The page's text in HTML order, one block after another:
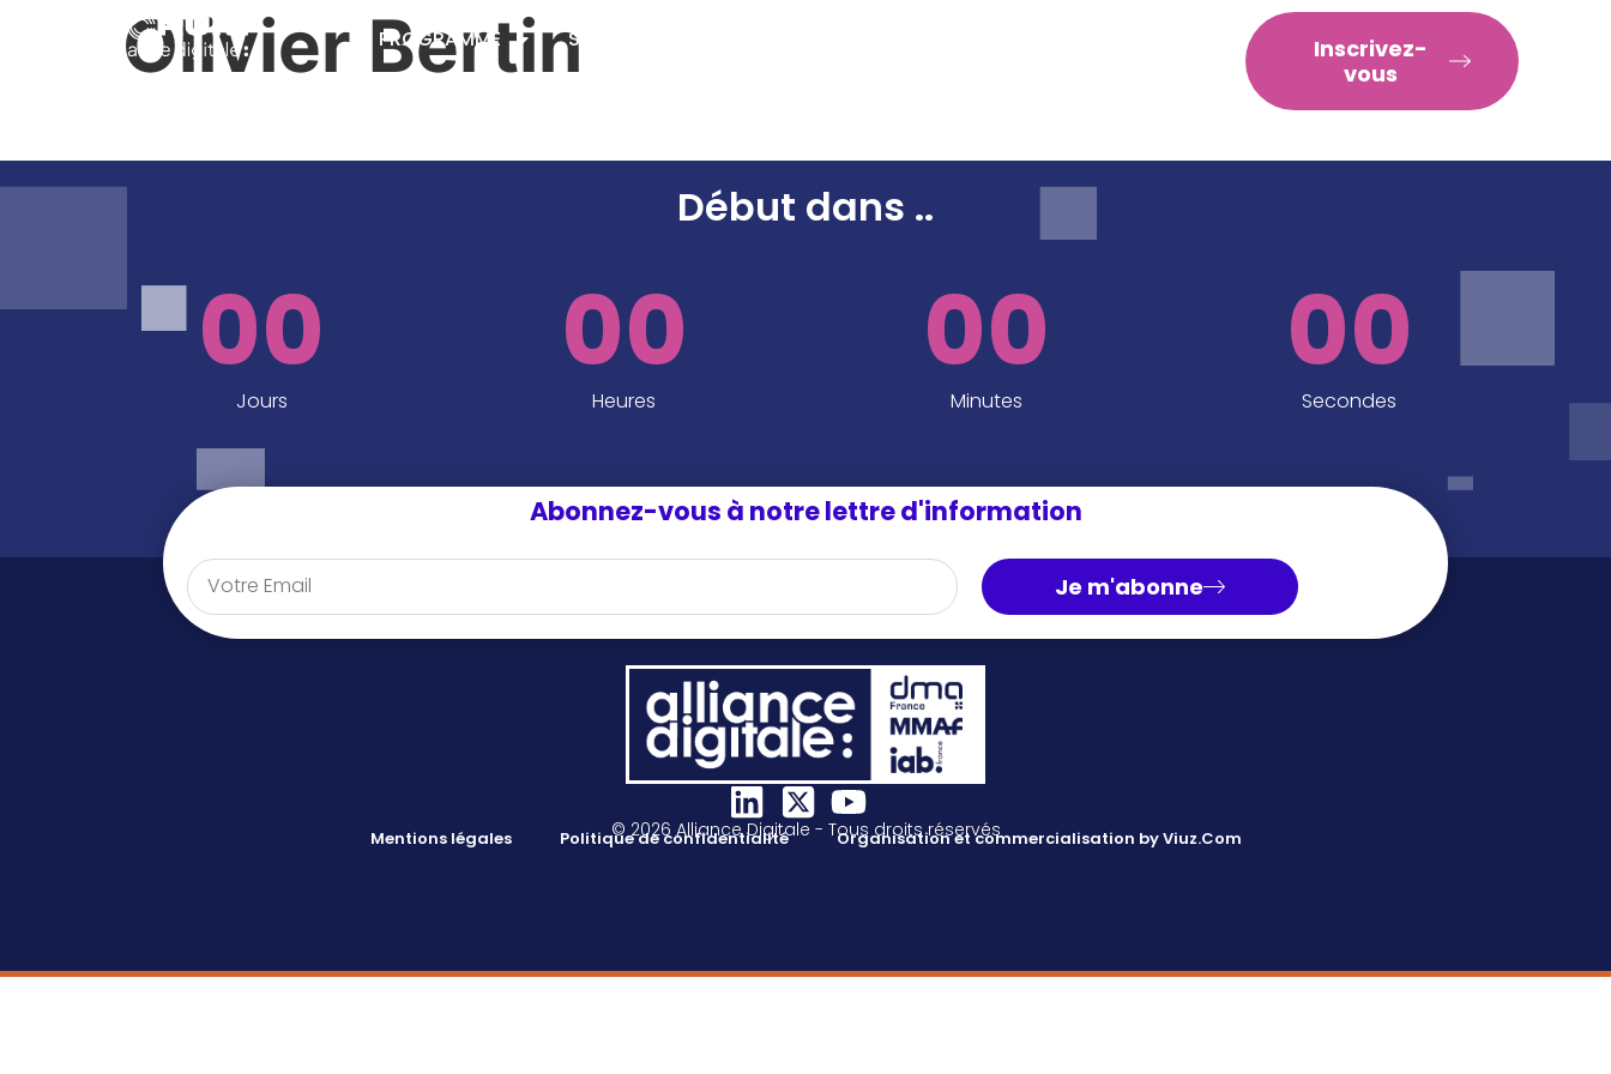
PROGRAMME SPEAKERS
Inscrivez-
vous
Olivier Bertin
Début dans ..
00
Jours
00
Heures
00
Minutes
00
Secondes
Abonnez-vous à notre lettre d'information
Je m'abonne
© 2026 Alliance Digitale - Tous droits réservés
Mentions légales Politique de confidentialité Organisation et commercialisation by Viuz.Com